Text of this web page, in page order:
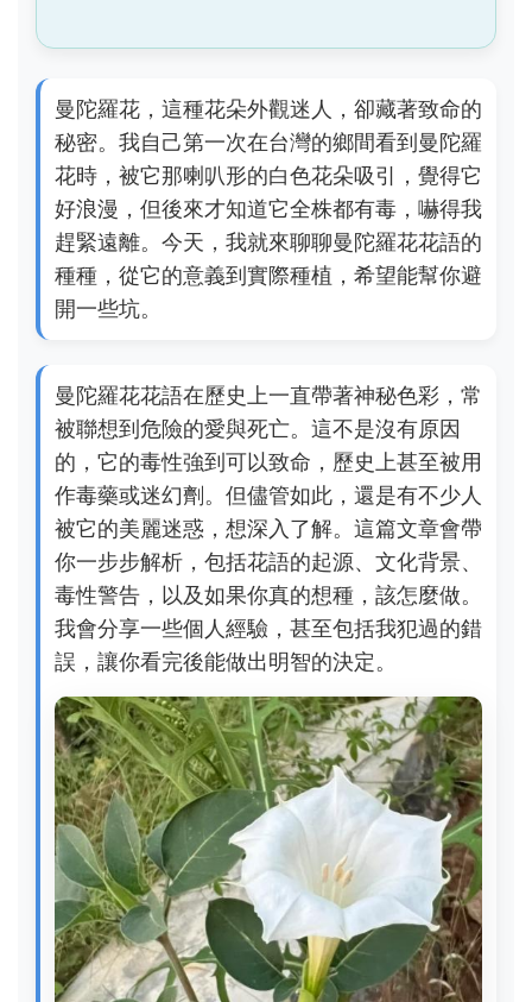
曼陀羅花，這種花朵外觀迷人，卻藏著致命的
秘密。我自己第一次在台灣的鄉間看到曼陀羅
花時，被它那喇叭形的白色花朵吸引，覺得它
好浪漫，但後來才知道它全株都有毒，嚇得我
趕緊遠離。今天，我就來聊聊曼陀羅花花語的
種種，從它的意義到實際種植，希望能幫你避
開一些坑。
曼陀羅花花語在歷史上一直帶著神秘色彩，常
被聯想到危險的愛與死亡。這不是沒有原因
的，它的毒性強到可以致命，歷史上甚至被用
作毒藥或迷幻劑。但儘管如此，還是有不少人
被它的美麗迷惑，想深入了解。這篇文章會帶
你一步步解析，包括花語的起源、文化背景、
毒性警告，以及如果你真的想種，該怎麼做。
我會分享一些個人經驗，甚至包括我犯過的錯
誤，讓你看完後能做出明智的決定。